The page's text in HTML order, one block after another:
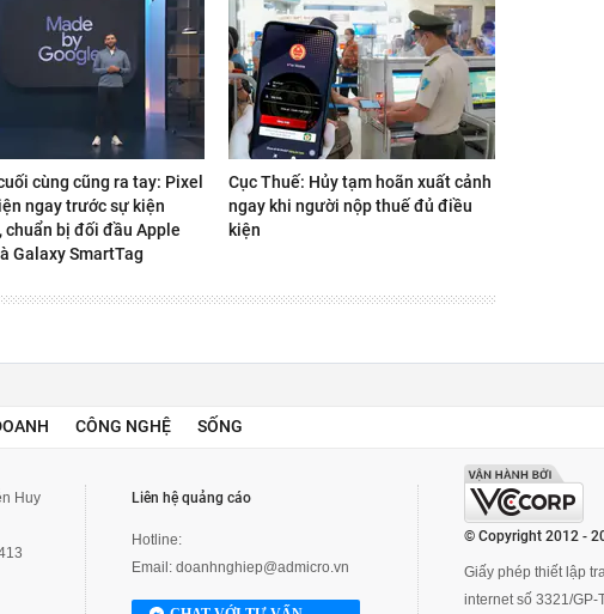
cùng cũng ra tay: Pixel
ngay trước sự kiện
chuẩn bị đối đầu Apple
Galaxy SmartTag
Cục Thuế: Hủy tạm hoãn xuất cảnh
ngay khi người nộp thuế đủ điều
kiện
CÔNG NGHỆ SỐNG
Huy Liên hệ quảng cáo
Hotline:
Email: doanhnghiep@admicro.vn
© Copyright 2012 -
Giấy phép thiết lập
internet số 3321/GP-